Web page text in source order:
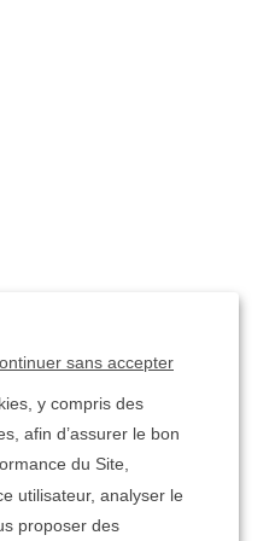
sans accepter
y compris des
afin d’assurer le bon
du Site,
utilisateur, analyser le
proposer des